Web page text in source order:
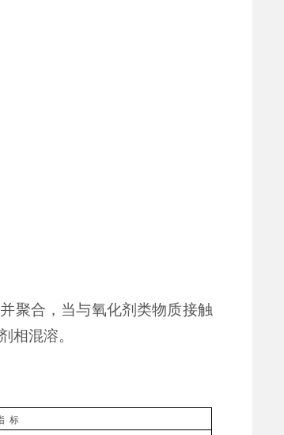
聚合 ， 当与氧化剂类物质接触
相混溶。
标